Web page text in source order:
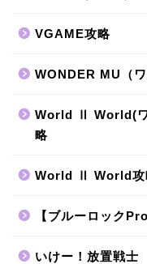
VGAME攻略
WONDER MU（
World Ⅱ World(ワ
略
World Ⅱ World攻
【ブルーロック
いけー！放置戦士